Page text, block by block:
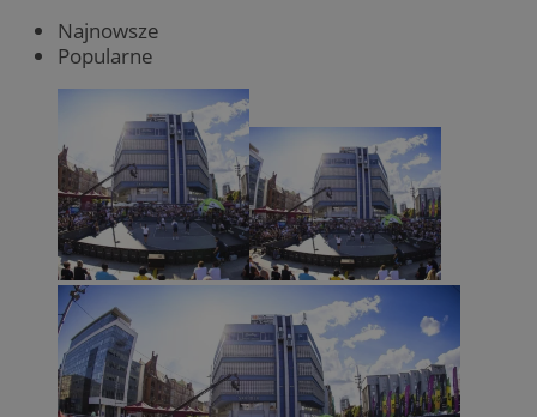
Najnowsze
Popularne